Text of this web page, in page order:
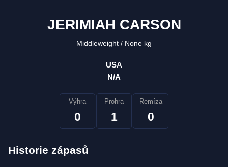
JERIMIAH CARSON
Middleweight None kg
USA
N/A
Výhra
0
Prohra
1
Remíza
0
Historie zápasů